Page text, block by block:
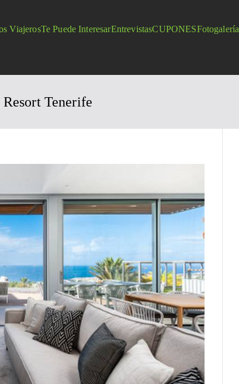
ViajerosTe Puede InteresarEntrevistasCUPONESFotogalería
Tenerife